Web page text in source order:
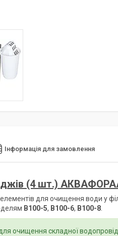
Інформація для замовлення
(4 шт.)
для очищення води у
В100-5, В100-6, В100-8
очищення складної